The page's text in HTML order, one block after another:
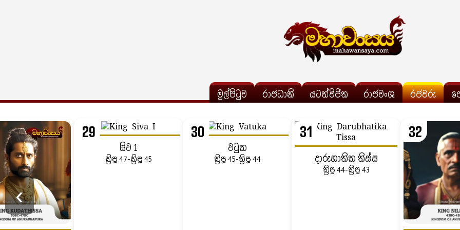
මුල්පිටුව රාජධානි යටත්විජිත රාජවංශ රජවරු
29
සිව 1
ක්‍රිපූ 47-ක්‍රිපූ 45
30
වටුක
ක්‍රිපූ 45-ක්‍රිපූ 44
31
දාරුභාතික තිස්ස
ක්‍රිපූ 44-ක්‍රිපූ 43
32
‹